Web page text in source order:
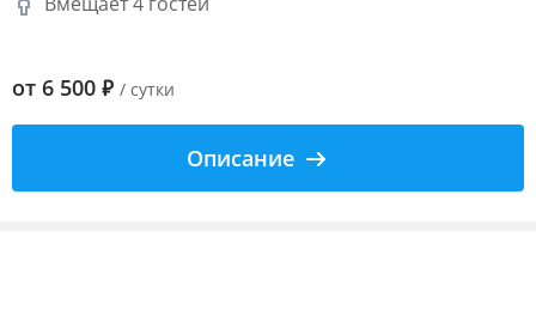
от 6 500 ₽ / сутки
Описание